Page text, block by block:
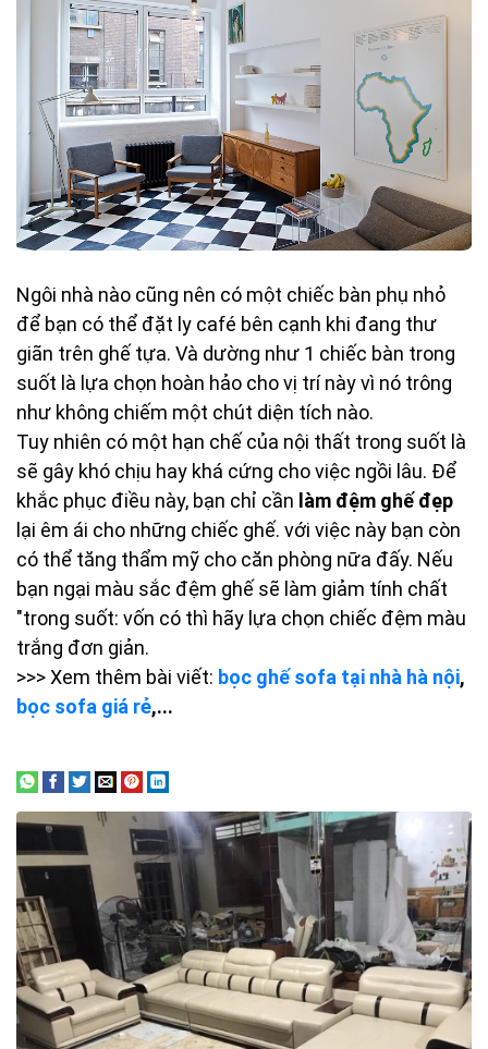
Ngôi nhà nào cũng nên có một chiếc bàn phụ nhỏ
để bạn có thể đặt ly café bên cạnh khi đang thư
giãn trên ghế tựa. Và dường như 1 chiếc bàn trong
suốt là lựa chọn hoàn hảo cho vị trí này vì nó trông
như không chiếm một chút diện tích nào.
Tuy nhiên có một hạn chế của nội thất trong suốt là
sẽ gây khó chịu hay khá cứng cho việc ngồi lâu. Để
khắc phục điều này, bạn chỉ cần làm đệm ghế đẹp
lại êm ái cho những chiếc ghế. với việc này bạn còn
có thể tăng thẩm mỹ cho căn phòng nữa đấy. Nếu
bạn ngại màu sắc đệm ghế sẽ làm giảm tính chất
"trong suốt: vốn có thì hãy lựa chọn chiếc đệm màu
trắng đơn giản.
>>> Xem thêm bài viết: bọc ghế sofa tại nhà hà nội,
bọc sofa giá rẻ,...